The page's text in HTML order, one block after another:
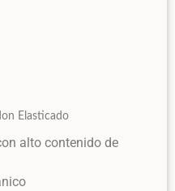
Elasticado
alto contenido de